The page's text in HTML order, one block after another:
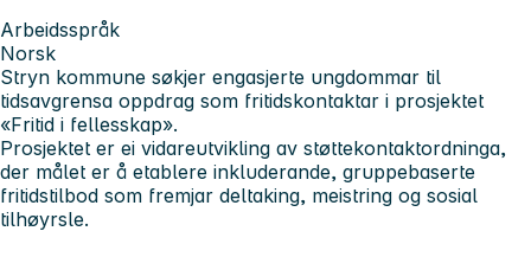
Arbeidsspråk
Norsk
Stryn kommune søkjer engasjerte ungdommar til
tidsavgrensa oppdrag som fritidskontaktar i prosjektet
«Fritid i fellesskap».
Prosjektet er ei vidareutvikling av støttekontaktordninga,
der målet er å etablere inkluderande, gruppebaserte
fritidstilbod som fremjar deltaking, meistring og sosial
tilhøyrsle.